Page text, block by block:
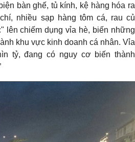
bàn ghế, tủ kính, kệ hàng hóa ra
nhiều sạp hàng tôm cá, rau củ
lên chiếm dụng vỉa hè, biến những
khu vực kinh doanh cá nhân. Vỉa
tỷ, đang có nguy cơ biến thành